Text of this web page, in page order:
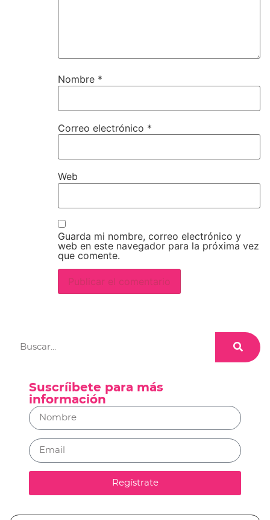
Nombre *
Correo electrónico *
Web
Guarda mi nombre, correo electrónico y
web en este navegador para la próxima vez
que comente.
Suscríibete para más
información
Regístrate